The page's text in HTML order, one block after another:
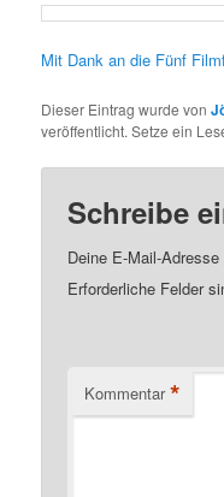
Mit Dank an die Fünf
Dieser Eintrag wurde von
veröffentlicht. Setze ein
Schreibe
Deine E-Mail-
Erforderliche Felder
Kommentar *